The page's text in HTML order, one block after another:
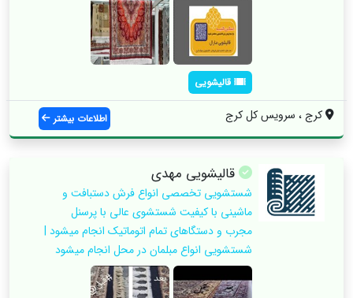
قالیشویی
کرج ، سرویس کل کرج اطلاعات بیشتر
قالیشویی مهدی
شستشویی تخصصی انواع فرش دستبافت و
ماشینی با کیفیت شستشوی عالی با پرسنل
مجرب و دستگاهای تمام اتوماتیک انجام میشود |
شستشویی انواع مبلمان در محل انجام میشود